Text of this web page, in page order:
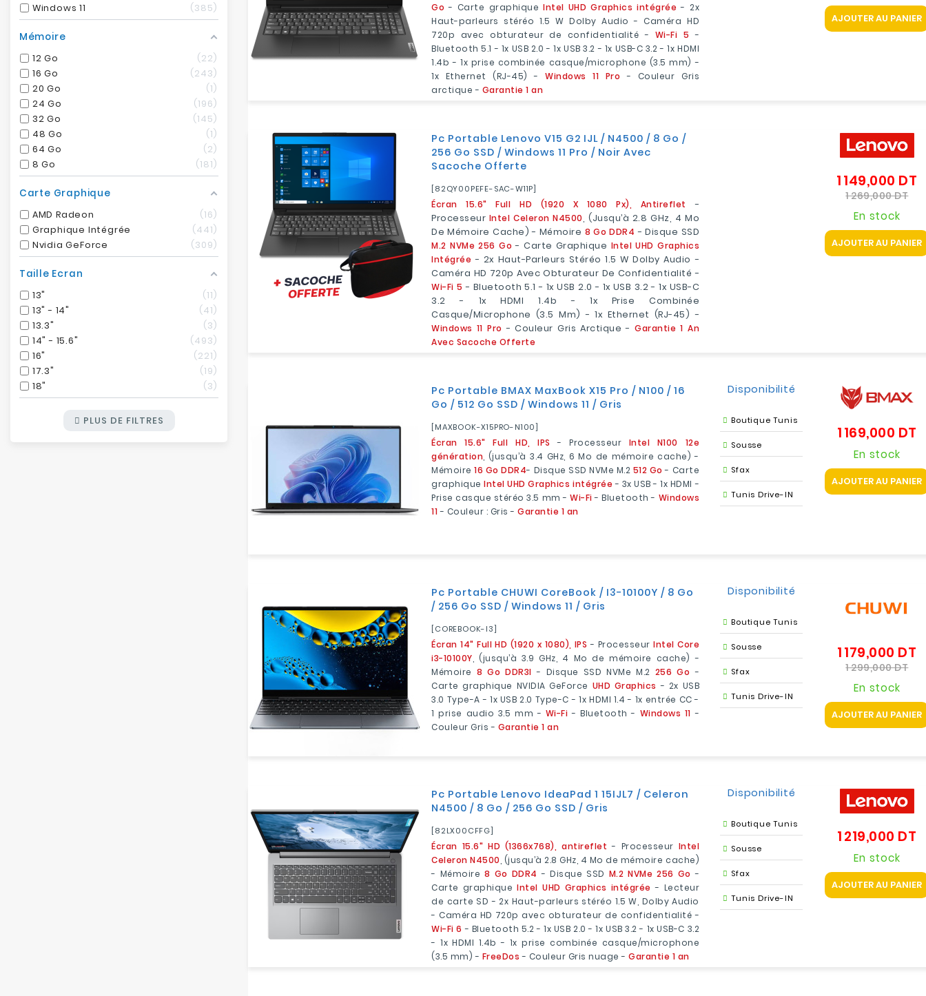
Windows 11
385
Mémoire
12 Go
22
16 Go
243
20 Go
1
24 Go
196
32 Go
145
48 Go
1
64 Go
2
8 Go
181
Carte Graphique
AMD Radeon
16
Graphique Intégrée
441
Nvidia GeForce
309
Taille Ecran
13"
11
13" - 14"
41
13.3"
3
14" - 15.6"
493
16"
221
17.3"
19
18"
3
PLUS DE FILTRES
Go - Carte graphiqueIntel UHD Graphics intégrée - 2x
Haut-parleurs stéréo 1.5 W Dolby Audio - Caméra HD
720p avec obturateur de confidentialité - Wi-Fi 5 -
Bluetooth 5.1 - 1x USB 2.0 - 1x USB 3.2 - 1x USB-C 3.2 - 1x HDMI
1.4b - 1x prise combinée casque/microphone (3.5 mm) -
1x Ethernet (RJ-45) -Windows 11 Pro - Couleur Gris
arctique - Garantie 1 an
AJOUTER AU PANIER
Pc Portable Lenovo V15 G2 IJL / N4500 / 8 Go /
256 Go SSD / Windows 11 Pro / Noir Avec
Sacoche Offerte
[82QY00PEFE-SAC-W11P]
Écran 15.6" Full HD (1920 X 1080 Px), Antireflet
-
Processeur Intel Celeron N4500 , (jusqu’à 2.8 GHz, 4 Mo
De Mémoire Cache) - Mémoire 8 Go DDR4 - Disque SSD
M.2 NVMe 256 Go - Carte Graphique Intel UHD Graphics
Intégrée - 2x Haut-Parleurs Stéréo 1.5 W Dolby Audio -
Caméra HD 720p Avec Obturateur De Confidentialité -
Wi-Fi 5 - Bluetooth 5.1 - 1x USB 2.0 - 1x USB 3.2 - 1x USB-C
3.2 - 1x HDMI 1.4b - 1x Prise Combinée
Casque/microphone (3.5 Mm) - 1x Ethernet (RJ-45) -
Windows 11 Pro - Couleur Gris Arctique -Garantie 1 An
Avec Sacoche Offerte
1 149,000 DT
1 269,000 DT
En stock
AJOUTER AU PANIER
Pc Portable BMAX MaxBook X15 Pro / N100 / 16
Go / 512 Go SSD / Windows 11 / Gris
[MAXBOOK-X15PRO-N100]
Écran 15.6" Full HD, IPS - Processeur Intel N100 12e
génération , (jusqu’à 3.4 GHz, 6 Mo de mémoire cache) -
Mémoire16 Go DDR4- Disque SSD NVMe M.2 512 Go - Carte
graphiqueIntel UHD Graphics intégrée - 3x USB - 1x HDMI -
Prise casque stéréo 3.5 mm -Wi-Fi- Bluetooth - Windows
11- Couleur : Gris -Garantie 1 an
Disponibilité
Boutique Tunis
Sousse
Sfax
Tunis Drive-IN
1 169,000 DT
En stock
AJOUTER AU PANIER
Pc Portable CHUWI CoreBook / I3-10100Y / 8 Go
/ 256 Go SSD / Windows 11 / Gris
[COREBOOK-I3]
Écran 14" Full HD (1920 x 1080), IPS - ProcesseurIntel Core
i3-10100Y , (jusqu’à 3.9 GHz, 4 Mo de mémoire cache) -
Mémoire 8 Go DDR3l- Disque SSD NVMe M.2 256 Go -
Carte graphique NVIDIA GeForce UHD Graphics - 2x USB
3.0 Type-A - 1x USB 2.0 Type-C - 1x HDMI 1.4 - 1x entrée CC -
1 prise audio 3.5 mm - Wi-Fi - Bluetooth - Windows 11 -
Couleur Gris - Garantie 1 an
Disponibilité
Boutique Tunis
Sousse
Sfax
Tunis Drive-IN
1 179,000 DT
1 299,000 DT
En stock
AJOUTER AU PANIER
Pc Portable Lenovo IdeaPad 1 15IJL7 / Celeron
N4500 / 8 Go / 256 Go SSD / Gris
[82LX00CFFG]
Écran 15.6" HD (1366x768), antireflet - Processeur Intel
Celeron N4500 , (jusqu’à 2.8 GHz, 4 Mo de mémoire cache)
- Mémoire8 Go DDR4 - Disque SSD M.2 NVMe 256 Go -
Carte graphiqueIntel UHD Graphics intégrée - Lecteur
de carte SD - 2x Haut-parleurs stéréo 1.5 W, Dolby Audio
- Caméra HD 720p avec obturateur de confidentialité -
Wi-Fi 6 - Bluetooth 5.2 - 1x USB 2.0 - 1x USB 3.2 - 1x USB-C 3.2
- 1x HDMI 1.4b - 1x prise combinée casque/microphone
(3.5 mm) - FreeDos - Couleur Gris nuage -Garantie 1 an
Disponibilité
Boutique Tunis
Sousse
Sfax
Tunis Drive-IN
1 219,000 DT
En stock
AJOUTER AU PANIER